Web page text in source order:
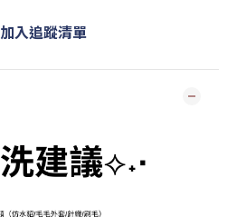
加入追蹤清單